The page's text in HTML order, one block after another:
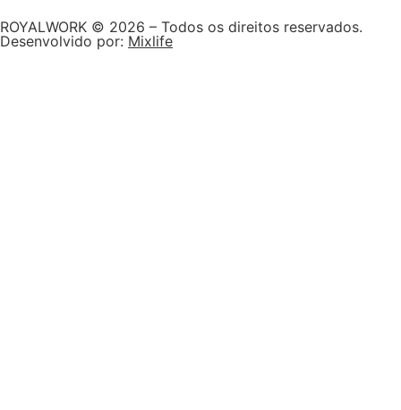
ROYALWORK © 2026 – Todos os direitos reservados.
Desenvolvido por: Mixlife